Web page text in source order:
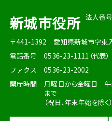
新城市役所 法人番
〒441-1392
愛知県新城市字東
電話番号
0536-23-1111（代表）
ファクス
0536-23-2002
開庁時間
月曜日から金曜日 午
まで
（祝日、年末年始を除く）